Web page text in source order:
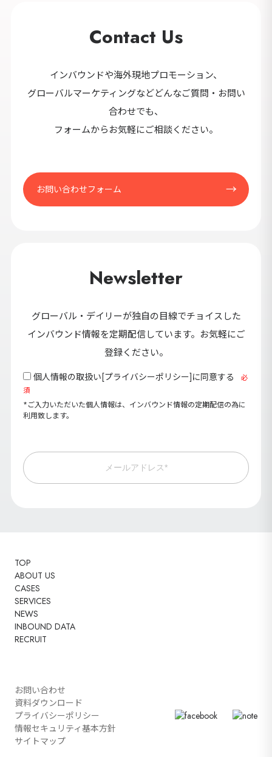
Contact Us
インバウンドや海外現地プロモーション、
グローバルマーケティングなどどんなご質問・お問い
合わせでも、
フォームからお気軽にご相談ください。
お問い合わせフォーム
Newsletter
グローバル・デイリーが独自の目線でチョイスした
インバウンド情報を定期配信しています。お気軽にご
登録ください。
個人情報の取扱い[プライバシーポリシー]に同意する
必
須
*ご入力いただいた個人情報は、インバウンド情報の定期配信の為に
利用致します。
メールアドレス*
TOP
ABOUT US
CASES
SERVICES
NEWS
INBOUND DATA
RECRUIT
お問い合わせ
資料ダウンロード
プライバシーポリシー
情報セキュリティ基本方針
サイトマップ